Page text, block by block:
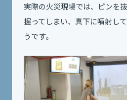
実際の火災現場では、ピンを
握ってしまい、真下に噴射し
うです。